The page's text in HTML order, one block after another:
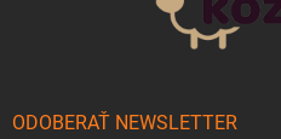
ODOBERAŤ NEWSLETTER